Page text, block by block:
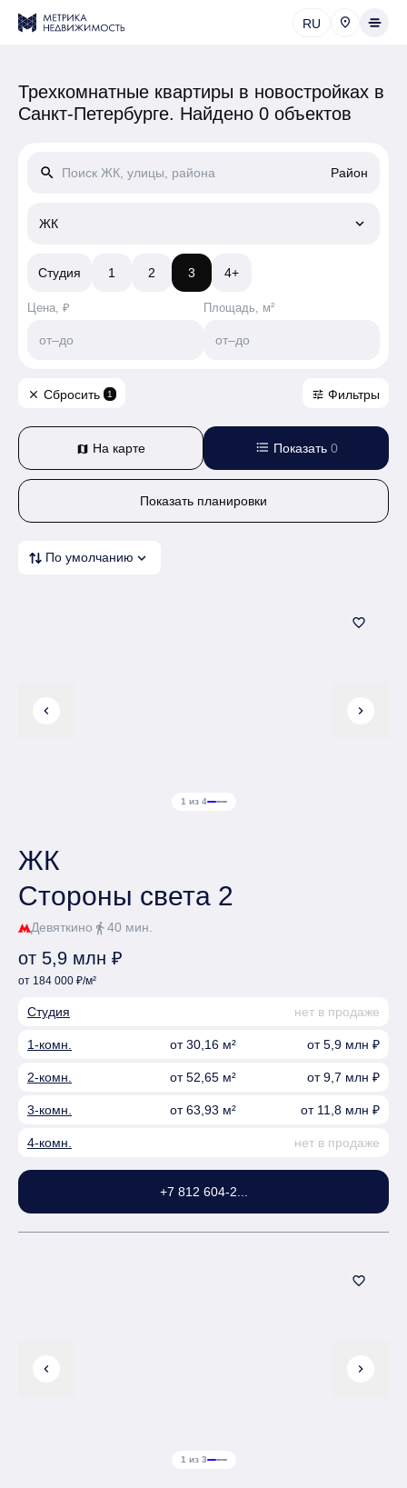
RU
Трехкомнатные квартиры в новостройках в
Санкт-Петербурге. Найдено 0 объектов
search Район
ЖК keyboard_arrow_down
Студия 1 2 3 4+
Цена, ₽
от–до
Площадь, м²
от–до
close Сбросить 1 tune Фильтры
map На карте format_list_bulleted Показать 0
Показать планировки
По умолчанию expand_more
chevron_left chevron_right
1 из 4
favorite_border
ЖК
Стороны света 2
Девяткино directions_walk40 мин.
от 5,9 млн ₽
от 184 000 ₽/м²
Студия нет в продаже
1-комн. от 30,16 м² от 5,9 млн ₽
2-комн. от 52,65 м² от 9,7 млн ₽
3-комн. от 63,93 м² от 11,8 млн ₽
4-комн. нет в продаже
+7 812 604-2...
chevron_left chevron_right
1 из 3
favorite_border